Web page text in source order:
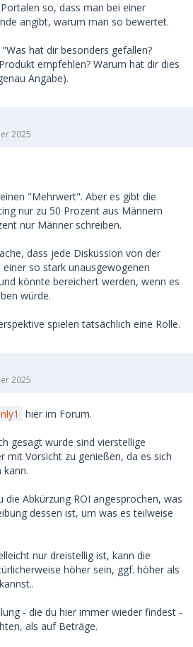
so, dass man bei einer
angibt, warum man so bewertet.
hat dir besonders gefallen?
empfehlen? Warum hat dir dies
Angabe).
2025
"Mehrwert". Aber es gibt die
nur zu 50 Prozent aus Männern
nur Männer schreiben.
dass jede Diskussion von der
so stark unausgewogenen
könnte bereichert werden, wenn es
würde.
spielen tatsächlich eine Rolle.
2025
hier im Forum.
gesagt wurde sind vierstellige
mit Vorsicht zu genießen, da es sich
kann.
die Abkürzung ROI angesprochen, was
dessen ist, um was es teilweise
nur dreistellig ist, kann die
höher sein, ggf. höher als
- die du hier immer wieder findest -
als auf Beträge.